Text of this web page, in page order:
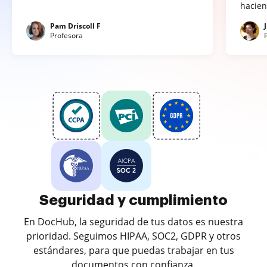
Pam Driscoll F
Profesora
Seguridad y cumplimiento
En DocHub, la seguridad de tus datos es nuestra
prioridad. Seguimos HIPAA, SOC2, GDPR y otros
estándares, para que puedas trabajar en tus